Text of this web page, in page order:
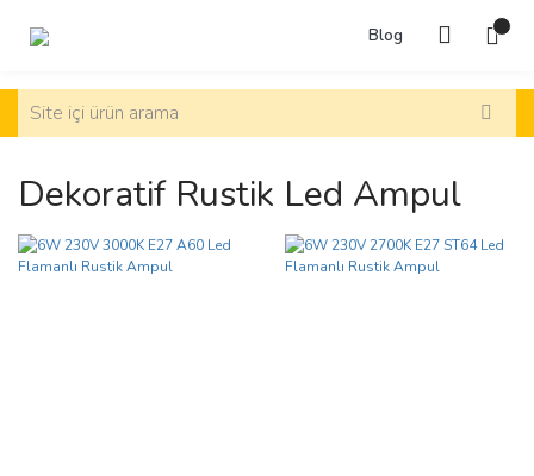
Blog
Dekoratif Rustik Led Ampul